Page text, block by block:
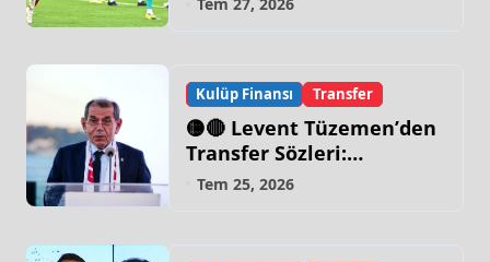
Tem 27, 2026
Kulüp Finansı Transfer
🟡🔴 Levent Tüzemen’den
Transfer Sözleri:
“Galatasaray’ın Zirve
Tem 25, 2026